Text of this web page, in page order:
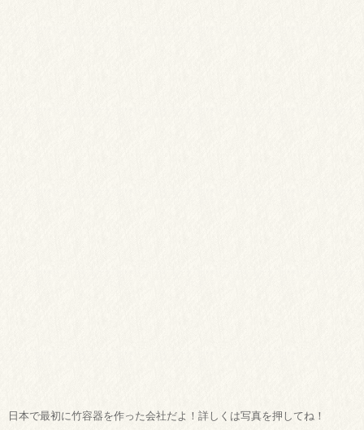
日本で最初に竹容器を作った会社だよ！詳しくは写真を押してね！